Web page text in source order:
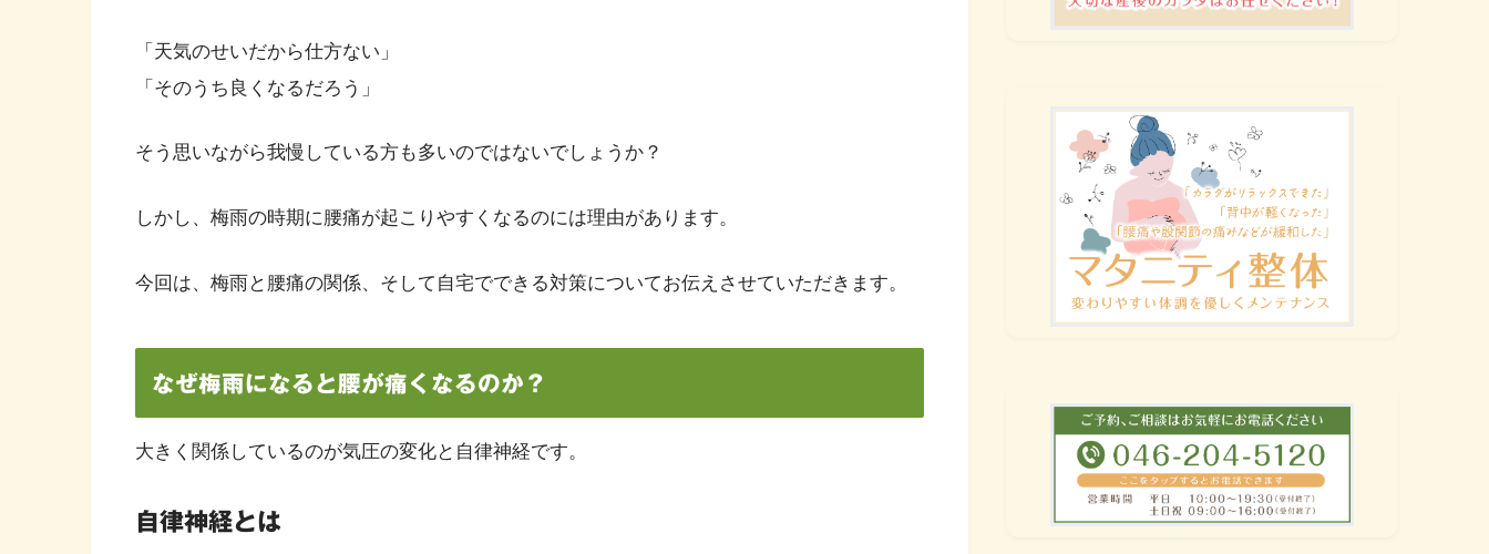
「天気のせいだから仕方ない」
「そのうち良くなるだろう」
そう思いながら我慢している方も多いのではないでしょうか？
しかし、梅雨の時期に腰痛が起こりやすくなるのには理由があります。
今回は、梅雨と腰痛の関係、そして自宅でできる対策についてお伝えさせていただきます。
なぜ梅雨になると腰が痛くなるのか？
大きく関係しているのが気圧の変化と自律神経です。
自律神経とは